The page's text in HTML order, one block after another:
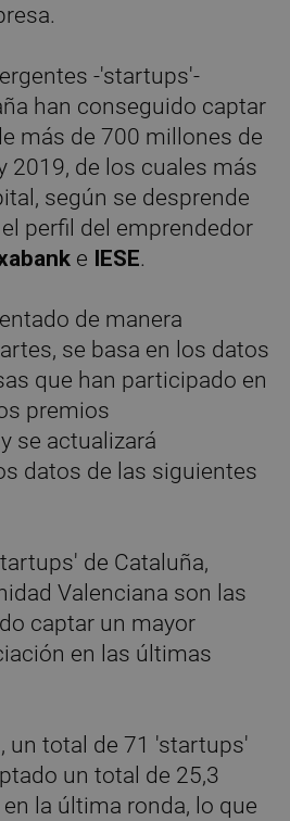
-'startups'-
han conseguido captar
más de 700 millones de
2019, de los cuales más
según se desprende
perfil del emprendedor
e IESE.
de manera
se basa en los datos
que han participado en
premios
se actualizará
datos de las siguientes
de Cataluña,
Valenciana son las
captar un mayor
en las últimas
un total de 71 'startups'
un total de 25,3
la última ronda, lo que